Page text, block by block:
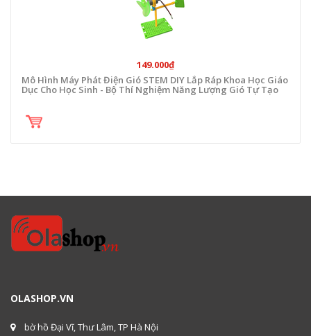
149.000₫
Mô Hình Máy Phát Điện Gió STEM DIY Lắp Ráp Khoa Học Giáo
Dục Cho Học Sinh - Bộ Thí Nghiệm Năng Lượng Gió Tự Tạo
Điện
OLASHOP.VN
bờ hồ Đại Vĩ, Thư Lâm, TP Hà Nội